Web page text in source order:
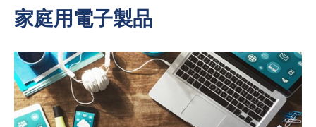
家庭用電子製品